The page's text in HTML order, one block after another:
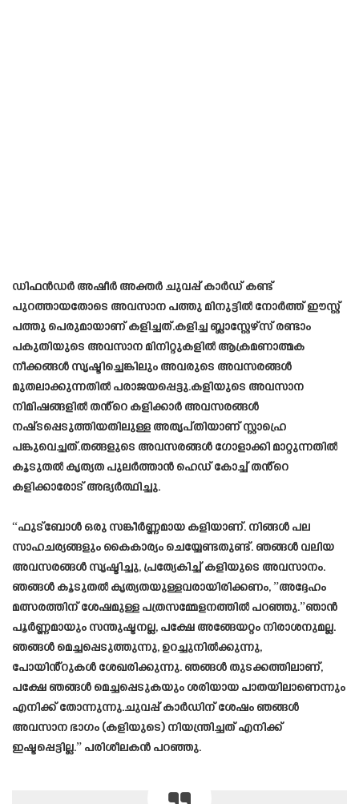
ഡിഫൻഡർ അഷീർ അക്തർ ചുവപ്പ് കാർഡ് കണ്ട്
പുറത്തായതോടെ അവസാന പത്തു മിനുട്ടിൽ നോർത്ത് ഈസ്റ്റ്
പത്തു പെരുമായാണ് കളിച്ചത്.കളിച്ച ബ്ലാസ്റ്റേഴ്‌സ് രണ്ടാം
പകുതിയുടെ അവസാന മിനിറ്റുകളിൽ ആക്രമണാത്മക
നീക്കങ്ങൾ സൃഷ്ടിച്ചെങ്കിലും അവരുടെ അവസരങ്ങൾ
മുതലാക്കുന്നതിൽ പരാജയപ്പെട്ടു.കളിയുടെ അവസാന
നിമിഷങ്ങളിൽ തൻ്റെ കളിക്കാർ അവസരങ്ങൾ
നഷ്‌ടപ്പെടുത്തിയതിലുള്ള അതൃപ്തിയാണ് സ്റ്റാഹ്രെ
പങ്കുവെച്ചത്.തങ്ങളുടെ അവസരങ്ങൾ ഗോളാക്കി മാറ്റുന്നതിൽ
കൂടുതൽ കൃത്യത പുലർത്താൻ ഹെഡ് കോച്ച് തൻ്റെ
കളിക്കാരോട് അഭ്യർത്ഥിച്ചു.
“ഫുട്ബോൾ ഒരു സങ്കീർണ്ണമായ കളിയാണ്. നിങ്ങൾ പല
സാഹചര്യങ്ങളും കൈകാര്യം ചെയ്യേണ്ടതുണ്ട്. ഞങ്ങൾ വലിയ
അവസരങ്ങൾ സൃഷ്ടിച്ചു, പ്രത്യേകിച്ച് കളിയുടെ അവസാനം.
ഞങ്ങൾ കൂടുതൽ കൃത്യതയുള്ളവരായിരിക്കണം, ”അദ്ദേഹം
മത്സരത്തിന് ശേഷമുള്ള പത്രസമ്മേളനത്തിൽ പറഞ്ഞു.”ഞാൻ
പൂർണ്ണമായും സന്തുഷ്ടനല്ല, പക്ഷേ അങ്ങേയറ്റം നിരാശനുമല്ല.
ഞങ്ങൾ മെച്ചപ്പെടുത്തുന്നു, ഉറച്ചുനിൽക്കുന്നു,
പോയിൻ്റുകൾ ശേഖരിക്കുന്നു. ഞങ്ങൾ തുടക്കത്തിലാണ്,
പക്ഷേ ഞങ്ങൾ മെച്ചപ്പെടുകയും ശരിയായ പാതയിലാണെന്നും
എനിക്ക് തോന്നുന്നു.ചുവപ്പ് കാർഡിന് ശേഷം ഞങ്ങൾ
അവസാന ഭാഗം (കളിയുടെ) നിയന്ത്രിച്ചത് എനിക്ക്
ഇഷ്ടപ്പെട്ടില്ല.” പരിശീലകൻ പറഞ്ഞു.